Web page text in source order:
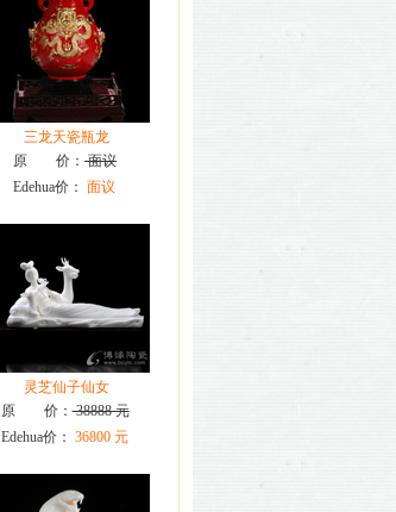
三龙天瓷瓶龙
原 价： 面议
Edehua价： 面议
灵芝仙子仙女
原 价：38888 元
Edehua价： 36800 元